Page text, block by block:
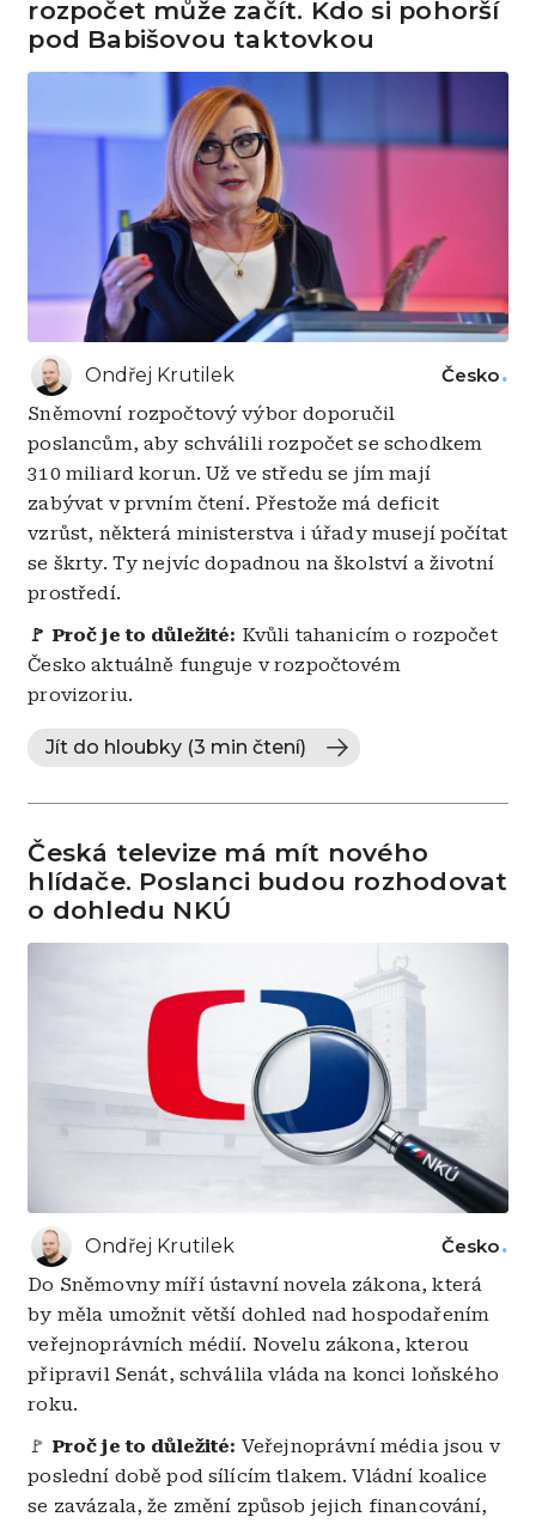
rozpočet může začít. Kdo si pohorší
pod Babišovou taktovkou
Ondřej Krutilek Česko
Sněmovní rozpočtový výbor doporučil
poslancům, aby schválili rozpočet se schodkem
310 miliard korun. Už ve středu se jím mají
zabývat v prvním čtení. Přestože má deficit
vzrůst, některá ministerstva i úřady musejí počítat
se škrty. Ty nejvíc dopadnou na školství a životní
prostředí.
🚩 Proč je to důležité: Kvůli tahanicím o rozpočet
Česko aktuálně funguje v rozpočtovém
provizoriu.
Jít do hloubky (3 min čtení)
Česká televize má mít nového
hlídače. Poslanci budou rozhodovat
o dohledu NKÚ
Ondřej Krutilek Česko
Do Sněmovny míří ústavní novela zákona, která
by měla umožnit větší dohled nad hospodařením
veřejnoprávních médií. Novelu zákona, kterou
připravil Senát, schválila vláda na konci loňského
roku.
🚩 Proč je to důležité: Veřejnoprávní média jsou v
poslední době pod sílícím tlakem. Vládní koalice
se zavázala, že změní způsob jejich financování,